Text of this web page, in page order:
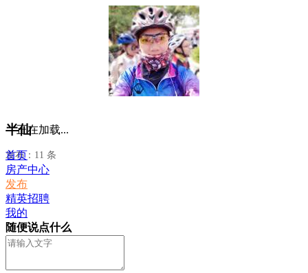
半仙
发布：11 条
正在加载...
首页
房产中心
发布
精英招聘
我的
随便说点什么